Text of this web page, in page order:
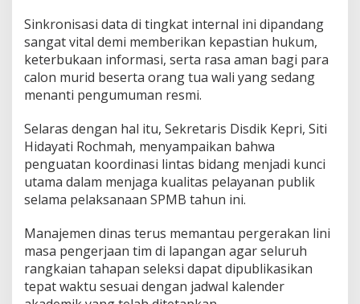
Sinkronisasi data di tingkat internal ini dipandang
sangat vital demi memberikan kepastian hukum,
keterbukaan informasi, serta rasa aman bagi para
calon murid beserta orang tua wali yang sedang
menanti pengumuman resmi.
Selaras dengan hal itu, Sekretaris Disdik Kepri, Siti
Hidayati Rochmah, menyampaikan bahwa
penguatan koordinasi lintas bidang menjadi kunci
utama dalam menjaga kualitas pelayanan publik
selama pelaksanaan SPMB tahun ini.
Manajemen dinas terus memantau pergerakan lini
masa pengerjaan tim di lapangan agar seluruh
rangkaian tahapan seleksi dapat dipublikasikan
tepat waktu sesuai dengan jadwal kalender